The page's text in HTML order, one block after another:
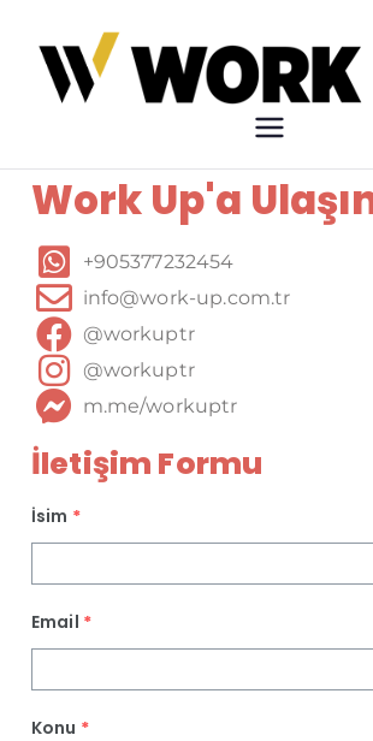
Work
Çalışma
Work Up'a
+905377232454
info@work-up.com.tr​
@workuptr​
@workuptr​
m.me/workuptr
İletişim Formu
İsim *
Email *
Konu *